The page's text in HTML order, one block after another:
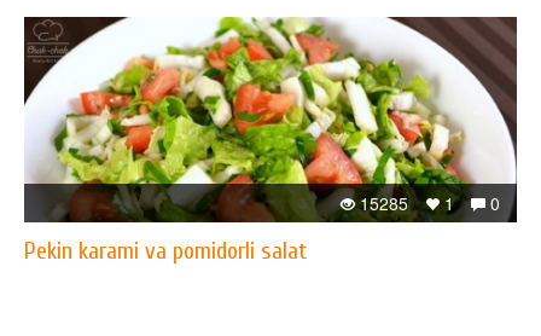
0
1
15285
Pekin karami va pomidorli salat